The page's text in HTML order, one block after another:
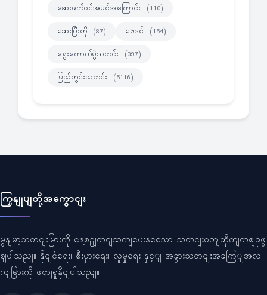
ဆေးဖက်ဝင်အပင်အကြောင်း (110)
ဆေးမြီးတို (87) ဗေဒင် (154)
ရွေးကောက်ပွဲသတင်း (397)
ပြည်တွင်းသတင်း (5116)
ကြှနျုပျတို့အကွောငျး
မွနျမာ့သတငျးမြားကို နေ့စဥျတငျဆကျပေးနသေော သတငျးဝဘျဆိုကျတဈခုဖွ
ဈပါသညျ။ နိုငျငံရေး၊ စီးပှားရေး၊ လူမှုရေး နှင့ျ အခွားသတငျးအခကြျအလ
ကျမြားကို ဖတျရှုနိုငျပါသညျ။